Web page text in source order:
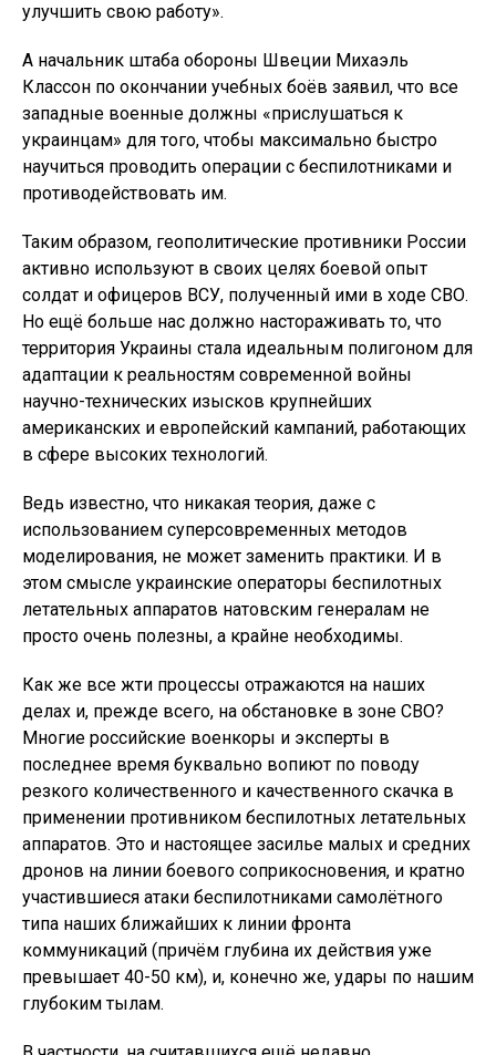
улучшить свою работу».
А начальник штаба обороны Швеции Михаэль
Классон по окончании учебных боёв заявил, что все
западные военные должны «прислушаться к
украинцам» для того, чтобы максимально быстро
научиться проводить операции с беспилотниками и
противодействовать им.
Таким образом, геополитические противники России
активно используют в своих целях боевой опыт
солдат и офицеров ВСУ, полученный ими в ходе СВО.
Но ещё больше нас должно настораживать то, что
территория Украины стала идеальным полигоном для
адаптации к реальностям современной войны
научно-технических изысков крупнейших
американских и европейский кампаний, работающих
в сфере высоких технологий.
Ведь известно, что никакая теория, даже с
использованием суперсовременных методов
моделирования, не может заменить практики. И в
этом смысле украинские операторы беспилотных
летательных аппаратов натовским генералам не
просто очень полезны, а крайне необходимы.
Как же все жти процессы отражаются на наших
делах и, прежде всего, на обстановке в зоне СВО?
Многие российские военкоры и эксперты в
последнее время буквально вопиют по поводу
резкого количественного и качественного скачка в
применении противником беспилотных летательных
аппаратов. Это и настоящее засилье малых и средних
дронов на линии боевого соприкосновения, и кратно
участившиеся атаки беспилотниками самолётного
типа наших ближайших к линии фронта
коммуникаций (причём глубина их действия уже
превышает 40-50 км), и, конечно же, удары по нашим
глубоким тылам.